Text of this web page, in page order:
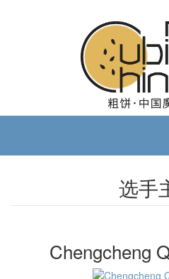
选手
Chengcheng